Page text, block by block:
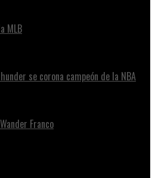
MLB
se corona campeón de la NBA
Franco